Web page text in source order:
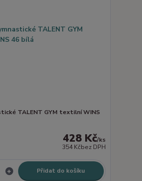
TALENT GYM textilní WINS
428 Kč/ks
354 Kčbez DPH
Přidat do košíku